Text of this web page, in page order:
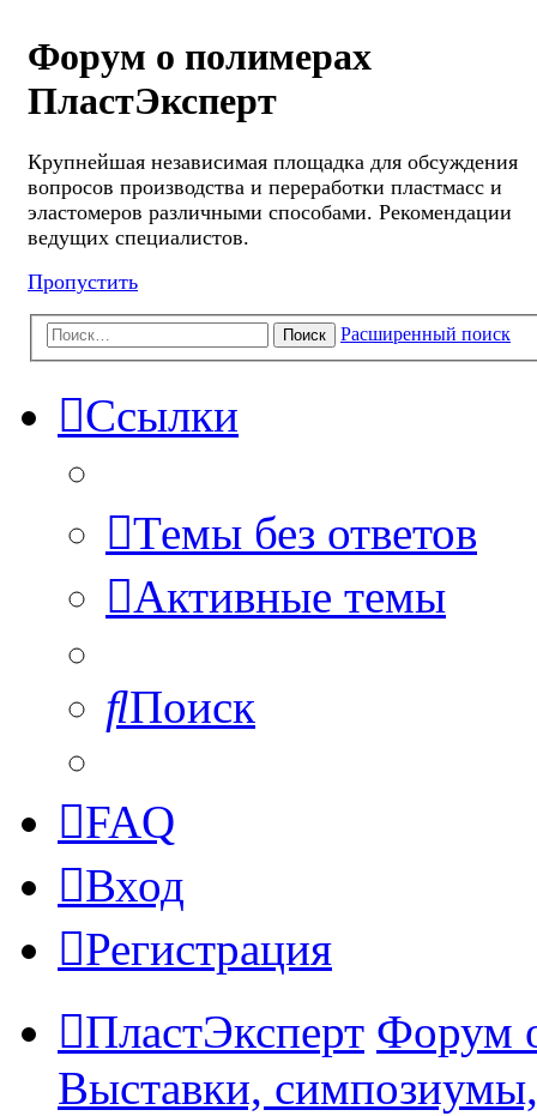
Форум о полимерах
ПластЭксперт
Крупнейшая независимая площадка для обсуждения
вопросов производства и переработки пластмасс и
эластомеров различными способами. Рекомендации
ведущих специалистов.
Пропустить
Поиск Расширенный поиск
Ссылки
Темы без ответов
Активные темы
Поиск
FAQ
Вход
Регистрация
ПластЭксперт Форум
Выставки,